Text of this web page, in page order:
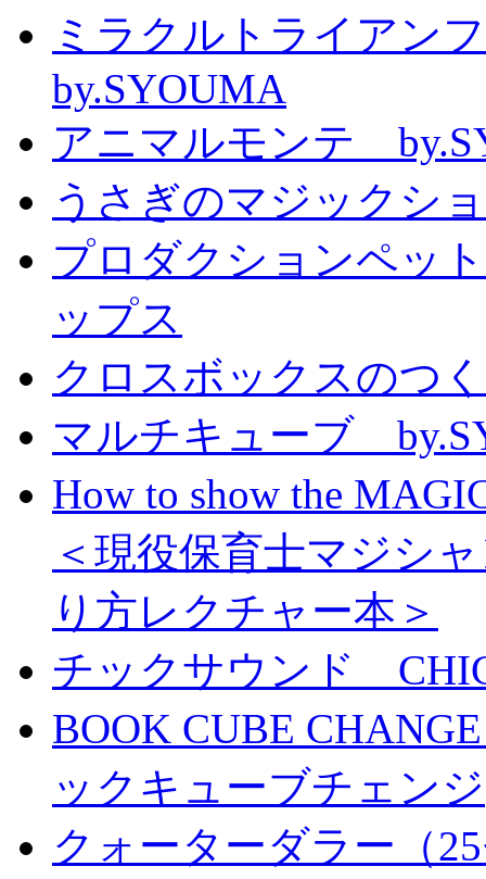
ミラクルトライアン
by.SYOUMA
アニマルモンテ
うさぎのマジックシ
プロダクションペッ
ップス
クロスボックスのつ
マルチキューブ
How to show the
＜現役保育士マジシ
り方レクチャー本＞
チックサウンド
BOOK CUBE
ックキューブチェンジ
クォーターダラー（